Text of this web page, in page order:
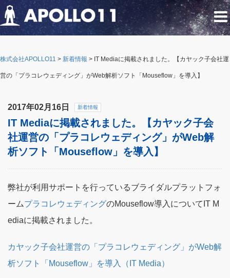
株式会社APOLLO11 > 新着情報 > IT Mediaに掲載されました。【カヤック子会社運
営の「プラコレウェディング」がWeb解析ソフト「Mouseflow」を導入】
2017年02月16日 新着情報
IT Mediaに掲載されました。【カヤック子会
社運営の「プラコレウェディング」がWeb解
析ソフト「Mouseflow」を導入】
弊社が利用サポートを行っているブライダルプラットフォ
ームプラコレウェディングのMouseflow導入についてIT M
ediaに掲載されました。
カヤック子会社運営の「プラコレウェディング」がWeb解
析ソフト「Mouseflow」を導入（IT Media）